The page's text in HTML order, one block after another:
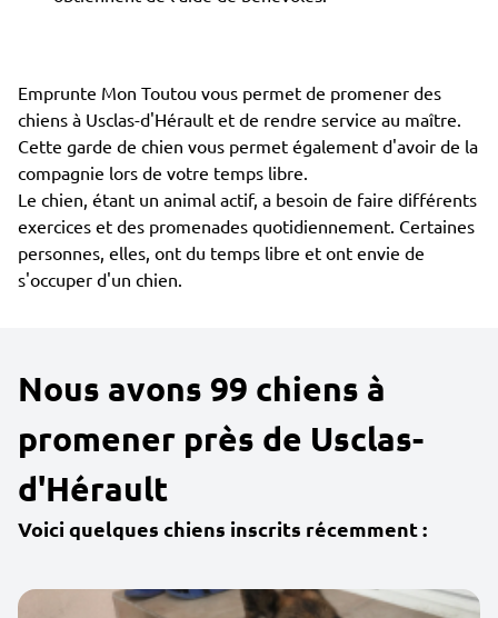
Emprunte Mon Toutou vous permet de promener des
chiens à Usclas-d'Hérault et de rendre service au maître.
Cette garde de chien vous permet également d'avoir de la
compagnie lors de votre temps libre.
Le chien, étant un animal actif, a besoin de faire différents
exercices et des promenades quotidiennement. Certaines
personnes, elles, ont du temps libre et ont envie de
s'occuper d'un chien.
Nous avons 99 chiens à
promener près de Usclas-
d'Hérault
Voici quelques chiens inscrits récemment :